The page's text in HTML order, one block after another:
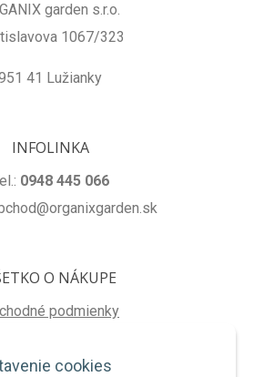
cookies
garden s.r.o.
1067/323
41 Lužianky
INFOLINKA
0948 445 066
O NÁKUPE
podmienky
podmienky